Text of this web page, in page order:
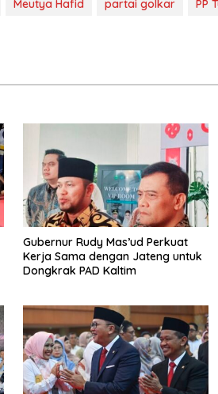
Meutya Hafid partai golkar PP
Gubernur Rudy Mas’ud Perkuat
Kerja Sama dengan Jateng untuk
Dongkrak PAD Kaltim